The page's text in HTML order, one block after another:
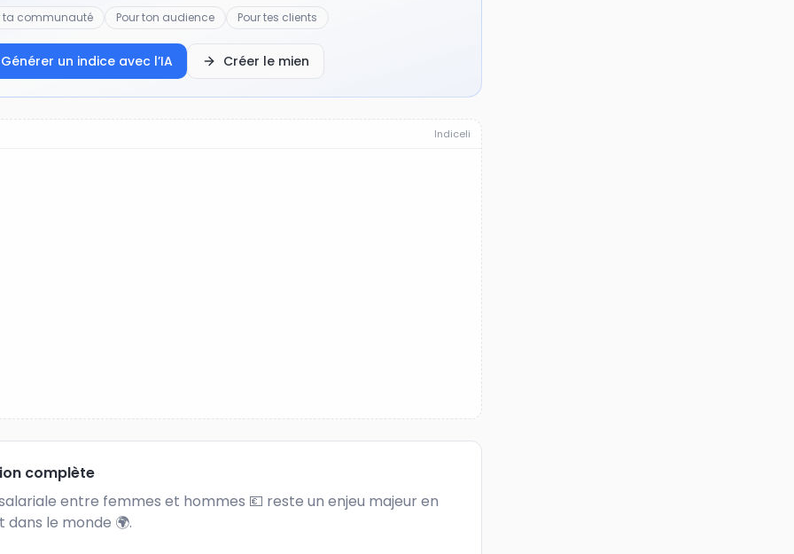
ta communauté Pour ton audience Pour tes clients
Générer un indice avec l’IA Créer le mien
Indiceli
complète
salariale entre femmes et hommes 💶 reste un enjeu majeur en
dans le monde 🌍.